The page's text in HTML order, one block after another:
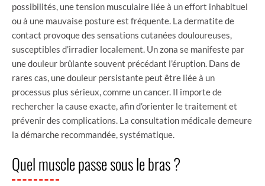
possibilités, une tension musculaire liée à un effort inhabituel
ou à une mauvaise posture est fréquente. La dermatite de
contact provoque des sensations cutanées douloureuses,
susceptibles d’irradier localement. Un zona se manifeste par
une douleur brûlante souvent précédant l’éruption. Dans de
rares cas, une douleur persistante peut être liée à un
processus plus sérieux, comme un cancer. Il importe de
rechercher la cause exacte, afin d’orienter le traitement et
prévenir des complications. La consultation médicale demeure
la démarche recommandée, systématique.
Quel muscle passe sous le bras ?